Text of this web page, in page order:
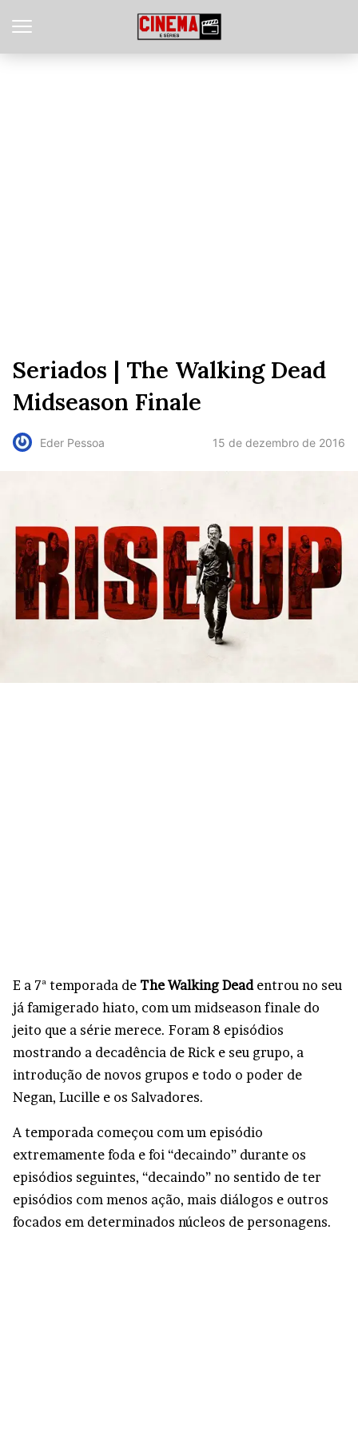
Seriados | The Walking Dead
Midseason Finale
Eder Pessoa 15 de dezembro de 2016
E a 7ª temporada de The Walking Deadentrou no seu
já famigerado hiato, com um midseason finale do
jeito que a série merece. Foram 8 episódios
mostrando a decadência de Rick e seu grupo, a
introdução de novos grupos e todo o poder de
Negan, Lucille e os Salvadores.
A temporada começou com um episódio
extremamente foda e foi “decaindo” durante os
episódios seguintes, “decaindo” no sentido de ter
episódios com menos ação, mais diálogos e outros
focados em determinados núcleos de personagens.